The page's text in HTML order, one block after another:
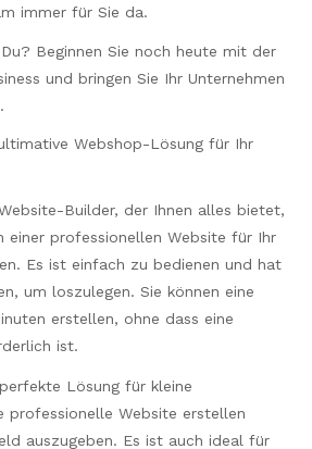
immer für Sie da.
Beginnen Sie noch heute mit der
und bringen Sie Ihr Unternehmen
Webshop-Lösung für Ihr
Builder, der Ihnen alles bietet,
einer professionellen Website für Ihr
Es ist einfach zu bedienen und hat
um loszulegen. Sie können eine
erstellen, ohne dass eine
ist.
Lösung für kleine
professionelle Website erstellen
auszugeben. Es ist auch ideal für